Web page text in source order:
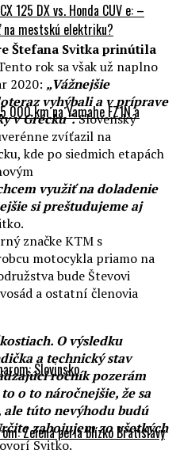
125 DX vs. Honda CUV e: –
mestskú elektriku?
000 km na Yamahe FZ1N a
Slovinsko
Zelená perla blízko Bratislavy
Štefana Svitka prinútila
rok sa však už naplno
2020: „Vážnejšie
vyhýbali a v príprave
v Grécku“.Slovenský
zvíťazil na
kde po siedmich etapách
využiť na doladenie
si preštudujeme aj
značke KTM s
motocykla priamo na
bude Števovi
a ostatní členovia
O výsledku
a technický stav
ročník pozerám
o to náročnejšie, že sa
túto nevýhodu budú
zabojujem zo všetkých
Svitko.